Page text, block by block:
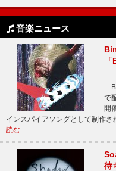
音楽ニュース
で
開
インスパイアソングとして制作
読む
待